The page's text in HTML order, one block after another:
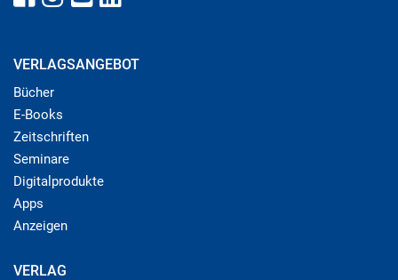
VERLAGSANGEBOT
Bücher
E-Books
Zeitschriften
Seminare
Digitalprodukte
Apps
Anzeigen
VERLAG